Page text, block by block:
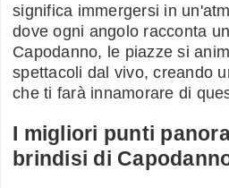
significa immergersi in
dove ogni angolo racconta
Capodanno, le piazze si
spettacoli dal vivo, creando
che ti farà innamorare di
I migliori punti
brindisi di